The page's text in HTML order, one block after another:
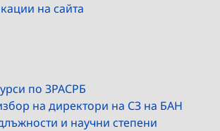
на сайта
по ЗРАСРБ
на директори на СЗ на БАН
и научни степени